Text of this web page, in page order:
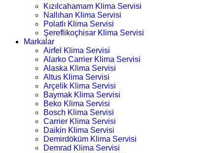
Kızılcahamam Klima Servisi
Nallıhan Klima Servisi
Polatlı Klima Servisi
Şereflikoçhisar Klima Servisi
Markalar
Airfel Klima Servisi
Alarko Carrier Klima Servisi
Alaska Klima Servisi
Altus Klima Servisi
Arçelik Klima Servisi
Baymak Klima Servisi
Beko Klima Servisi
Bosch Klima Servisi
Carrier Klima Servisi
Daikin Klima Servisi
Demirdöküm Klima Servisi
Demrad Klima Servisi